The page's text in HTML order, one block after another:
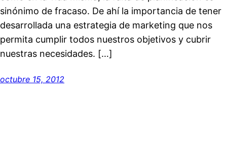
sinónimo de fracaso. De ahí la importancia de tener
desarrollada una estrategia de marketing que nos
permita cumplir todos nuestros objetivos y cubrir
nuestras necesidades. […]
octubre 15, 2012